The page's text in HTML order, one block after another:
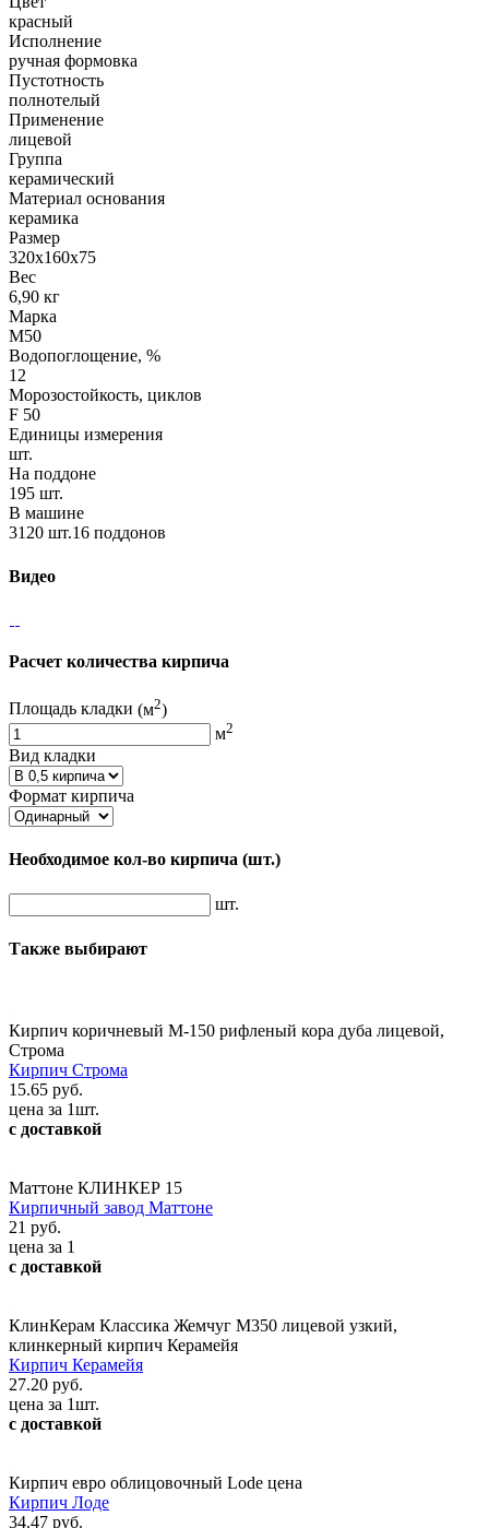
красный
Исполнение
ручная формовка
Пустотность
полнотелый
Применение
лицевой
Группа
керамический
Материал основания
керамика
Размер
320х160х75
Вес
6,90 кг
Марка
М50
Водопоглощение, %
12
Морозостойкость, циклов
F 50
Единицы измерения
шт.
На поддоне
195 шт.
В машине
3120 шт.16 поддонов
Видео
Расчет количества кирпича
Площадь кладки (м2)
м2
Вид кладки
Формат кирпича
Необходимое кол-во кирпича (шт.)
шт.
Также выбирают
Кирпич коричневый М-150 рифленый кора дуба лицевой,
Строма
Кирпич Строма
15.65 руб.
цена за 1шт.
с доставкой
Маттоне КЛИНКЕР 15
Кирпичный завод Маттоне
21 руб.
цена за 1
с доставкой
КлинКерам Классика Жемчуг М350 лицевой узкий,
клинкерный кирпич Керамейя
Кирпич Керамейя
27.20 руб.
цена за 1шт.
с доставкой
Кирпич евро облицовочный Lode цена
Кирпич Лоде
34.47 руб.